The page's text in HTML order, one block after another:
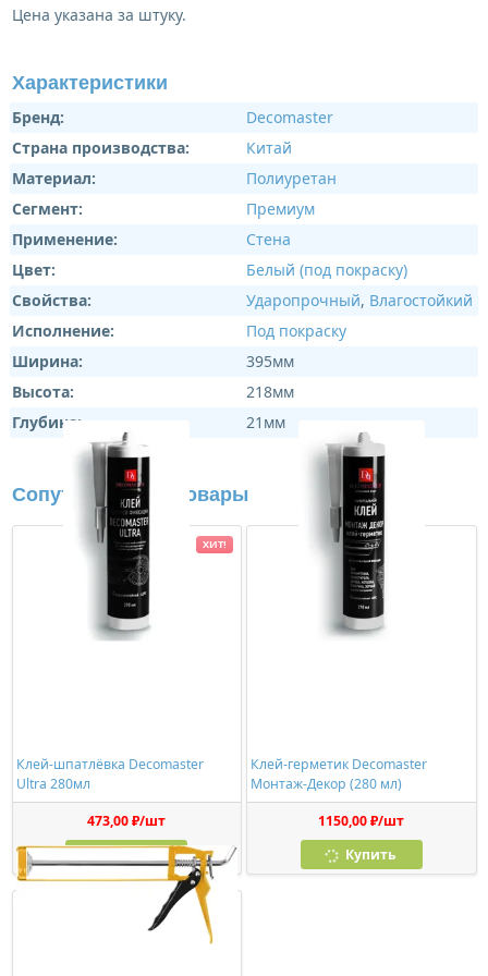
Цена указана за штуку.
Характеристики
Бренд:
Decomaster
Страна производства:
Китай
Материал:
Полиуретан
Сегмент:
Премиум
Применение:
Стена
Цвет:
Белый (под покраску)
Свойства:
Ударопрочный, Влагостойкий
Исполнение:
Под покраску
Ширина:
395мм
Высота:
218мм
Глубина:
21мм
Сопутствующие товары
Клей-шпатлёвка Decomaster
Ultra 280мл
473,00 ₽/шт
Купить
ХИТ!
Клей-герметик Decomaster
Монтаж-Декор (280 мл)
1150,00 ₽/шт
Купить